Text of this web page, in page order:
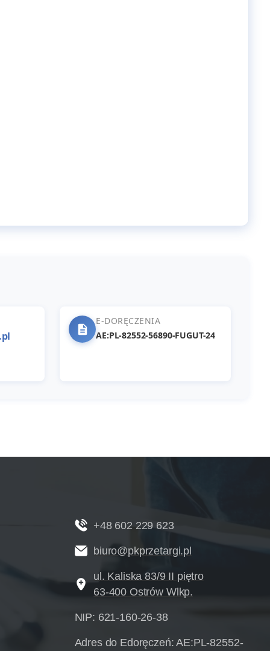
E-DORĘCZENIA
AE:PL-82552-56890-FUGUT-24
+48 602 229 623
biuro@pkprzetargi.pl
ul. Kaliska 83/9 II piętro
63-400 Ostrów Wlkp.
NIP: 621-160-26-38
Adres do Edoręczeń: AE:PL-82552-